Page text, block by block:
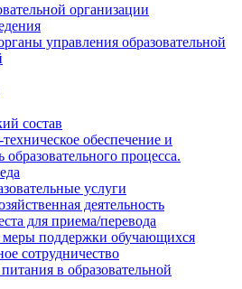
организации
управления образовательной
состав
обеспечение и
образовательного процесса.
услуги
деятельность
для приема/перевода
поддержки обучающихся
сотрудничество
в образовательной